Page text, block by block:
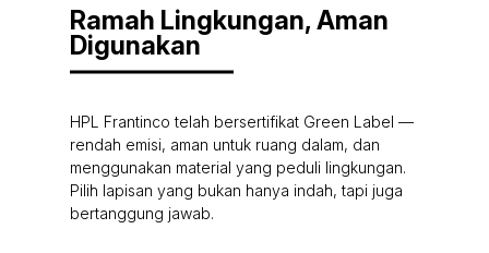
HPL Frantinco telah bersertifikat Green Label —
Pilih lapisan yang bukan hanya indah, tapi juga
bertanggung jawab.